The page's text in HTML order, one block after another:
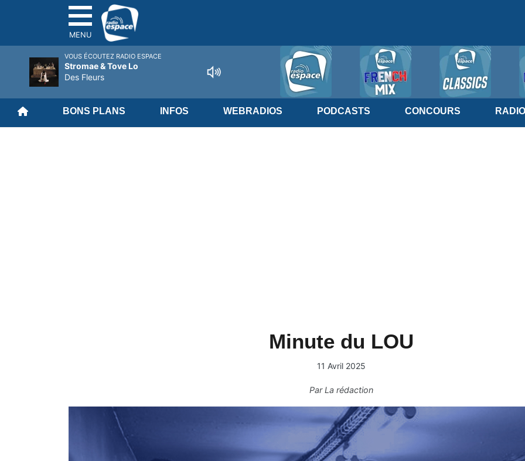
MENU
BONS PLANS INFOS WEBRADIOS PODCASTS CONCOURS RADIO
Minute du LOU
11 Avril 2025
ParLa rédaction
VOUS ÉCOUTEZ RADIO ESPACE
Stromae & Tove Lo
Des Fleurs